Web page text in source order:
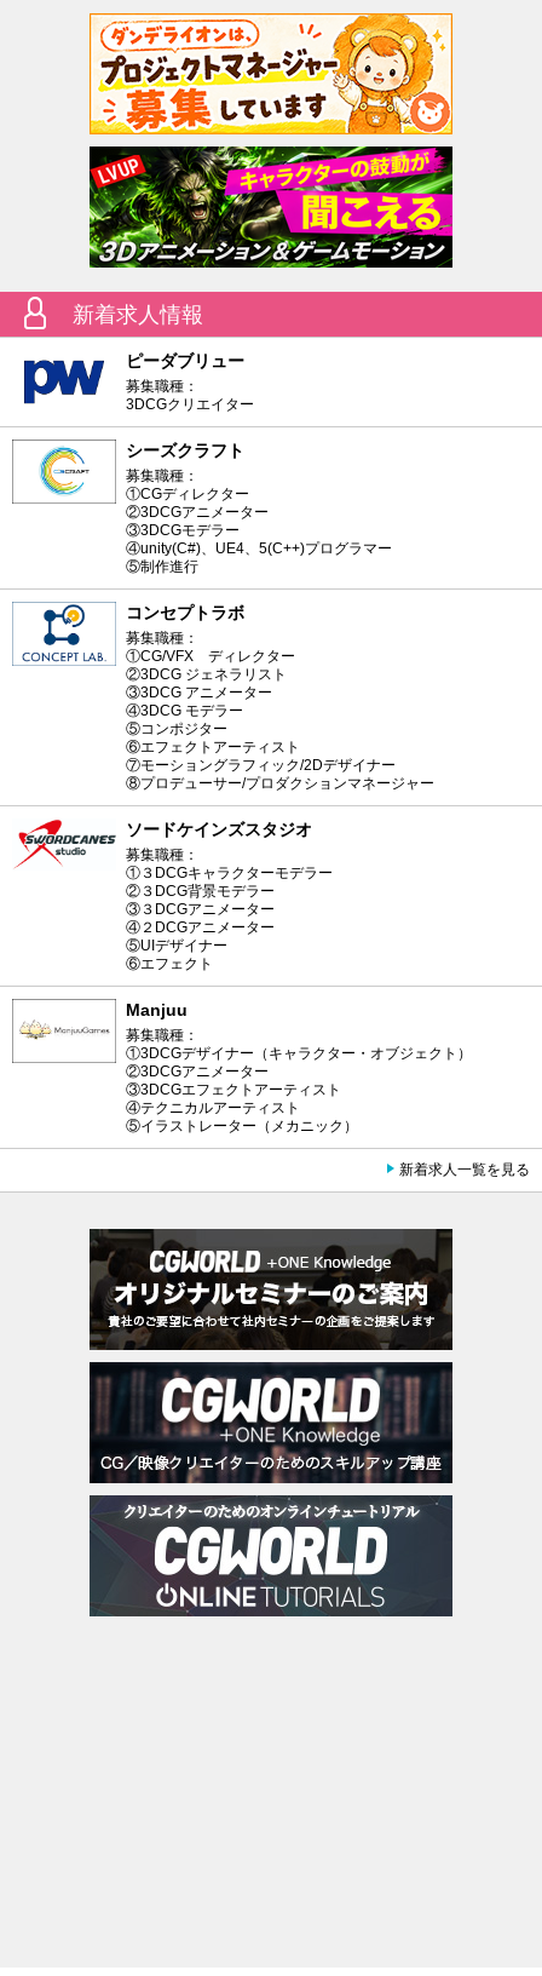
新着求人情報
ピーダブリュー
募集職種：
3DCGクリエイター
シーズクラフト
募集職種：
①CGディレクター
②3DCGアニメーター
③3DCGモデラー
④unity(C#)、UE4、5(C++)プログラマー
⑤制作進行
コンセプトラボ
募集職種：
①CG/VFX ディレクター
②3DCG ジェネラリスト
③3DCG アニメーター
④3DCG モデラー
⑤コンポジター
⑥エフェクトアーティスト
⑦モーショングラフィック/2Dデザイナー
⑧プロデューサー/プロダクションマネージャー
ソードケインズスタジオ
募集職種：
①３DCGキャラクターモデラー
②３DCG背景モデラー
③３DCGアニメーター
④２DCGアニメーター
⑤UIデザイナー
⑥エフェクト
Manjuu
募集職種：
①3DCGデザイナー（キャラクター・オブジェクト）
②3DCGアニメーター
③3DCGエフェクトアーティスト
④テクニカルアーティスト
⑤イラストレーター（メカニック）
新着求人一覧を見る